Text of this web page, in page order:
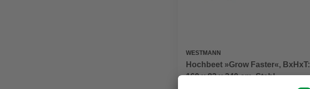
WESTMANN
Hochbeet »Grow Faster«, BxHxT:
160 x 82 x 240 cm, Stahl